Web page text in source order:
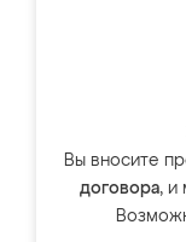
Вы вносите
договора, и